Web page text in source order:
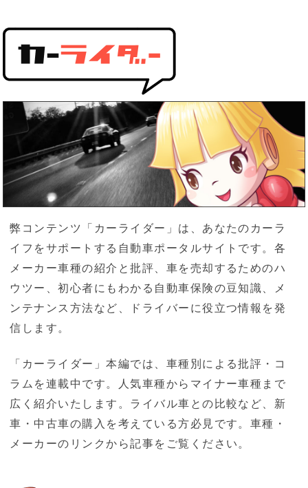
弊コンテンツ「カーライダー」は、あなたのカーラ
イフをサポートする自動車ポータルサイトです。各
メーカー車種の紹介と批評、車を売却するためのハ
ウツー、初心者にもわかる自動車保険の豆知識、メ
ンテナンス方法など、ドライバーに役立つ情報を発
信します。
「カーライダー」本編では、車種別による批評・コ
ラムを連載中です。人気車種からマイナー車種まで
広く紹介いたします。ライバル車との比較など、新
車・中古車の購入を考えている方必見です。車種・
メーカーのリンクから記事をご覧ください。